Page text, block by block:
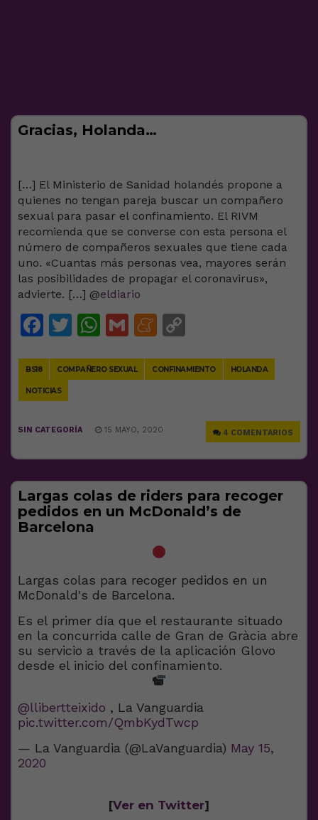
Gracias, Holanda…
[…] El Ministerio de Sanidad holandés propone a
quienes no tengan pareja buscar un compañero
sexual para pasar el confinamiento. El RIVM
recomienda que se converse con esta persona el
número de compañeros sexuales que tiene cada
uno. «Cuantas más personas vea, mayores serán
las posibilidades de propagar el coronavirus»,
advierte. […] @eldiario
Facebook
Twitter
WhatsApp
GmailMeneame
BS18 COMPAÑERO SEXUAL CONFINAMIENTO HOLANDA
NOTICIAS
4 COMENTARIOS
SIN CATEGORÍA 15 MAYO, 2020
Largas colas de riders para recoger
pedidos en un McDonald’s de
Barcelona
Largas colas para recoger pedidos en un
McDonald's de Barcelona.
Es el primer día que el restaurante situado
en la concurrida calle de Gran de Gràcia abre
su servicio a través de la aplicación Glovo
desde el inicio del confinamiento.
@llibertteixido , La Vanguardia
pic.twitter.com/QmbKydTwcp
— La Vanguardia (@LaVanguardia) May 15,
2020
[Ver en Twitter]